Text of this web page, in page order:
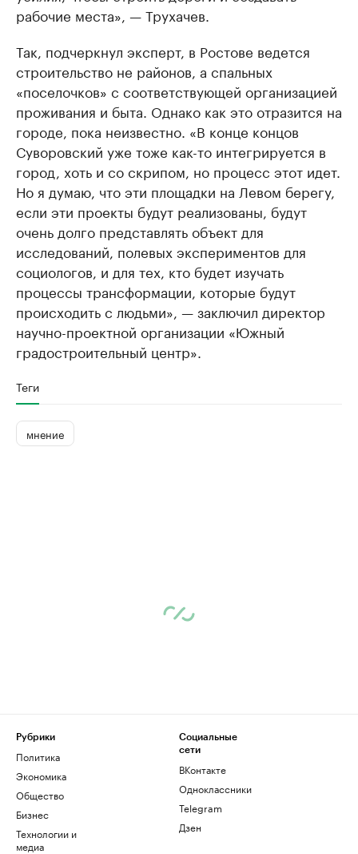
рабочие места», — Трухачев.
Так, подчеркнул эксперт, в Ростове ведется
строительство не районов, а спальных
«поселочков» с соответствующей организацией
проживания и быта. Однако как это отразится на
городе, пока неизвестно. «В конце концов
Суворовский уже тоже как-то интегрируется в
город, хоть и со скрипом, но процесс этот идет.
Но я думаю, что эти площадки на Левом берегу,
если эти проекты будут реализованы, будут
очень долго представлять объект для
исследований, полевых экспериментов для
социологов, и для тех, кто будет изучать
процессы трансформации, которые будут
происходить с людьми», — заключил директор
научно-проектной организации «Южный
градостроительный центр».
Теги
мнение
Рубрики
Политика
Экономика
Общество
Бизнес
Технологии и
медиа
Социальные
сети
ВКонтакте
Одноклассники
Telegram
Дзен